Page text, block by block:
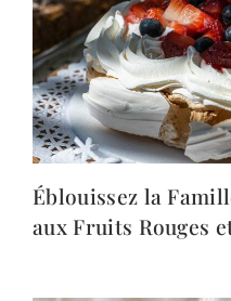
Éblouissez la
aux Fruits Rouges